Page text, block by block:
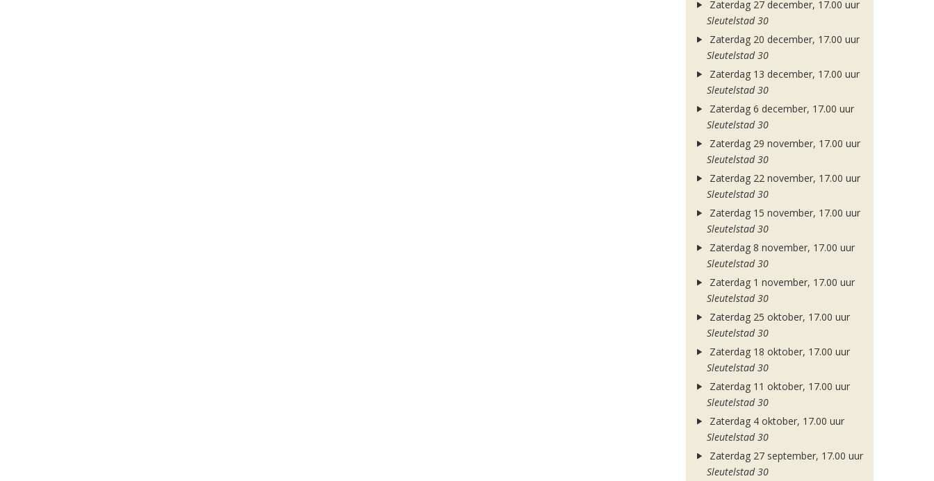
Zaterdag 27 december, 17.00 uur
Sleutelstad 30
Zaterdag 20 december, 17.00 uur
Sleutelstad 30
Zaterdag 13 december, 17.00 uur
Sleutelstad 30
Zaterdag 6 december, 17.00 uur
Sleutelstad 30
Zaterdag 29 november, 17.00 uur
Sleutelstad 30
Zaterdag 22 november, 17.00 uur
Sleutelstad 30
Zaterdag 15 november, 17.00 uur
Sleutelstad 30
Zaterdag 8 november, 17.00 uur
Sleutelstad 30
Zaterdag 1 november, 17.00 uur
Sleutelstad 30
Zaterdag 25 oktober, 17.00 uur
Sleutelstad 30
Zaterdag 18 oktober, 17.00 uur
Sleutelstad 30
Zaterdag 11 oktober, 17.00 uur
Sleutelstad 30
Zaterdag 4 oktober, 17.00 uur
Sleutelstad 30
Zaterdag 27 september, 17.00 uur
Sleutelstad 30